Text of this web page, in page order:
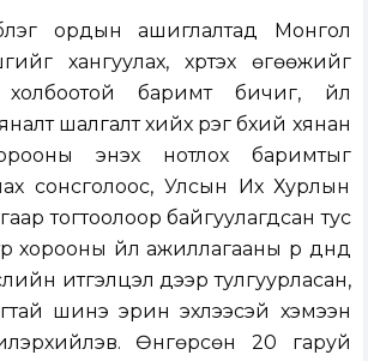
ордын ашиглалтад Монгол
хангуулах, хүртэх өгөөжийг
холбоотой баримт бичиг, үйл
шалгалт хийх үүрэг бүхий хянан
энэхүү нотлох баримтыг
сонсголоос, Улсын Их Хурлын
тогтоолоор байгуулагдсан тус
хорооны үйл ажиллагааны үр дүнд
итгэлцэл дээр тулгуурласан,
шинэ эрин эхлээсэй хэмээн
Өнгөрсөн 20 гаруй